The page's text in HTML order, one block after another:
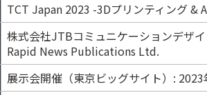
TCT Japan 2023 -3Dプリンティング &
株式会社JTBコミュニケーションデザ
Rapid News Publications Ltd.
展示会開催（東京ビッグサイト）: